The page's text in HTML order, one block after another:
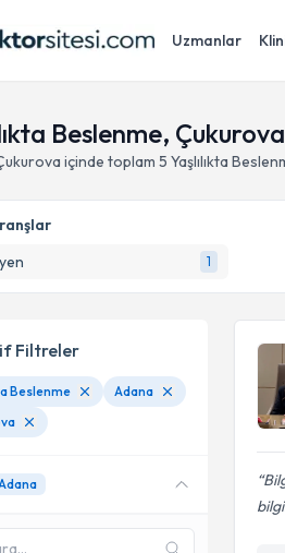
Uzmanlar
Beslenme,
içinde toplam 5 Yaşlılıkta
1
Filtreler
Beslenme
Adana